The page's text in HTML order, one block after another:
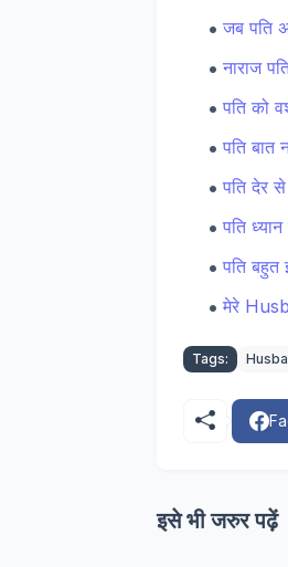
जब पति
नाराज
पति को
पति बात
पति देर
पति
पति
मेरे
Tags:
इसे भी जरुर पढ़ें